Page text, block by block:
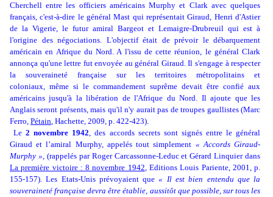
Cherchell entre les officiers américains Murphy et Clark avec quelques
français, c'est-à-dire le général Mast qui représentait Giraud, Henri d'Astier
de la Vigerie, le futur amiral Bargeot et Lemaigre-Drubreuil qui est à
l'origine des négociations. L'objectif était de prévoir le débarquement
américain en Afrique du Nord. A l'issu de cette réunion, le général Clark
annonça qu'une lettre fut envoyée au général Giraud. Il s'engage à respecter
la souveraineté française sur les territoires métropolitains et
coloniaux, même si le commandement suprême devait être confié aux
américains jusqu'à la libération de l'Afrique du Nord. Il ajoute que les
Anglais seront présents, mais qu'il n'y aurait pas de troupes gaullistes (Marc
Ferro, Pétain, Hachette, 2009, p. 422-423).
Le2 novembre 1942, des accords secrets sont signés entre le général
Giraud et l’amiral Murphy, appelés tout simplement « Accords Giraud-
Murphy », (rappelés par Roger Carcassonne-Leduc et Gérard Linquierdans
La première victoire : 8 novembre 1942, Editions Louis Pariente, 2001, p.
155-157). Les Etats-Unis prévoyaient que« Il est bien entendu que la
souveraineté française devra être établie, aussitôt que possible, sur tous les